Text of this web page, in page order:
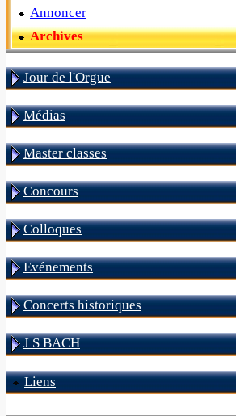
Annoncer
Archives
Jour de l'Orgue
Médias
Master classes
Concours
Colloques
Evénements
Concerts historiques
J S BACH
Liens